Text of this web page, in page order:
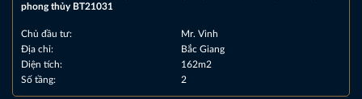
phong thủy BT21031
Chủ đầu tư:
Mr. Vinh
Địa chỉ:
Bắc Giang
Diện tích:
162m2
Số tầng:
2